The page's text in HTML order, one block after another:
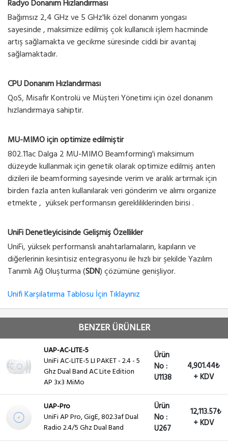
Radyo Donanım Hızlandırması
Bağımsız 2,4 GHz ve 5 GHz'lik özel donanım yongası
sayesinde , maksimize edilmiş çok kullanıcılı işlem hacminde
artış sağlamakta ve gecikme süresinde ciddi bir avantaj
sağlamaktadır.
CPU Donanım Hızlandırması
QoS, Misafir Kontrolü ve Müşteri Yönetimi için özel donanım
hızlandırmaya sahiptir.
MU-MIMO için optimize edilmiştir
802.11ac Dalga 2 MU-MIMO Beamforming'i maksimum
düzeyde kullanmak için genetik olarak optimize edilmiş anten
dizileri ile beamforming sayesinde verim ve aralık artırmak için
birden fazla anten kullanılarak veri gönderim ve alımı organize
etmekte , yüksek performansın gerekliliklerinden birisi .
UniFi Denetleyicisinde Gelişmiş Özellikler
UniFi, yüksek performanslı anahtarlamaların, kapıların ve
diğerlerinin kesintisiz entegrasyonu ile hızlı bir şekilde Yazılım
Tanımlı Ağ Oluşturma (SDN) çözümüne genişliyor.
Unifi Karşılatırma Tablosu İçin Tıklayınız
BENZER ÜRÜNLER
UAP-AC-LITE-5
UniFi AC-LITE-5 LI PAKET - 2.4 - 5
Ghz Dual Band AC Lite Edition
AP 3x3 MiMo
Ürün
No :
U1138
4,901.44₺
+ KDV
UAP-Pro
UniFi AP Pro, GigE, 802.3af Dual
Radio 2.4/5 Ghz Dual Band
Ürün
No :
U267
12,113.57₺
+ KDV